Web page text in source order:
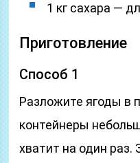
1 кг сахара —
Приготовление
Способ 1
Разложите ягоды в
контейнеры
хватит на один раз.